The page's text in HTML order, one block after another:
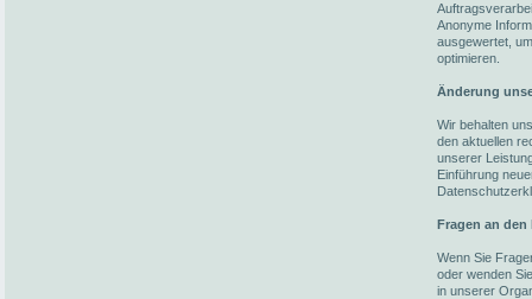
Anonyme
ausgewertet,
optimieren.
Änderung
Wir behalten
den aktuellen
unserer
Einführung
Fragen an
Wenn Sie
oder wenden
in unserer